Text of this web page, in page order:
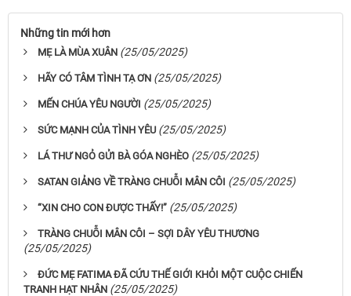
Những tin mới hơn
MẸ LÀ MÙA XUÂN (25/05/2025)
HÃY CÓ TÂM TÌNH TẠ ƠN (25/05/2025)
MẾN CHÚA YÊU NGƯỜI (25/05/2025)
SỨC MẠNH CỦA TÌNH YÊU (25/05/2025)
LÁ THƯ NGỎ GỬI BÀ GÓA NGHÈO (25/05/2025)
SATAN GIẢNG VỀ TRÀNG CHUỖI MÂN CÔI (25/05/2025)
“XIN CHO CON ĐƯỢC THẤY!” (25/05/2025)
TRÀNG CHUỖI MÂN CÔI – SỢI DÂY YÊU THƯƠNG
(25/05/2025)
ĐỨC MẸ FATIMA ĐÃ CỨU THẾ GIỚI KHỎI MỘT CUỘC CHIẾN
TRANH HẠT NHÂN (25/05/2025)